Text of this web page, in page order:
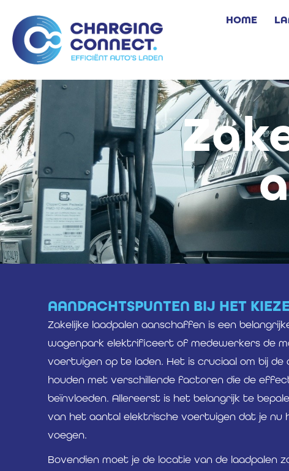
HOME
AANDACHTSPUNTEN BIJ HET
Zakelijke laadpalen aanschaffen is een
wagenpark elektrificeert of medewerkers de
voertuigen op te laden. Het is cruciaal om bij
houden met verschillende factoren die de
beïnvloeden. Allereerst is het belangrijk te
van het aantal elektrische voertuigen dat je
voegen.
Bovendien moet je de locatie van de laadpalen